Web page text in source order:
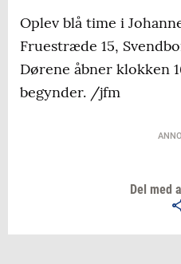
Oplev blå time i
Fruestræde 15,
Dørene åbner klokken
begynder. /jfm
Del med